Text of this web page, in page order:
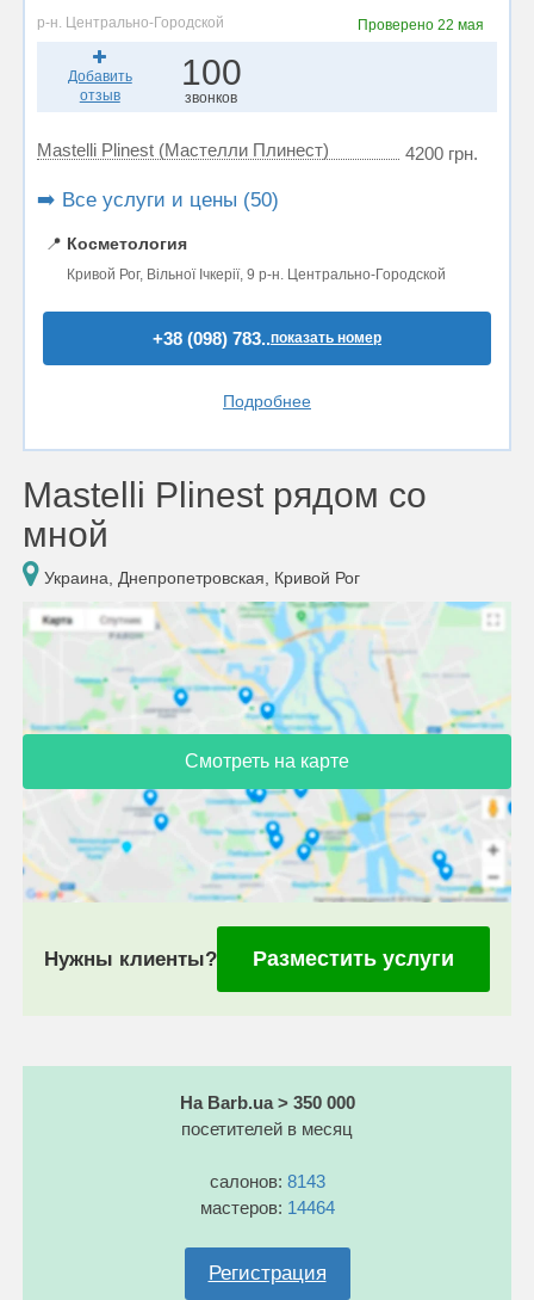
р-н. Центрально-Городской Проверено 22 мая
Добавить
отзыв
100
звонков
Mastelli Plinest (Мастелли Плинест) 4200 грн.
➡️ Все услуги и цены (50)
📍 Косметология
Кривой Рог, Вільної Ічкерії, 9 р-н. Центрально-Городской
+38 (098) 783..показать номер
Подробнее
Mastelli Plinest рядом со
мной
Украина, Днепропетровская, Кривой Рог
Смотреть на карте
Нужны клиенты? Разместить услуги
На Barb.ua > 350 000
посетителей в месяц
салонов: 8143
мастеров: 14464
Регистрация